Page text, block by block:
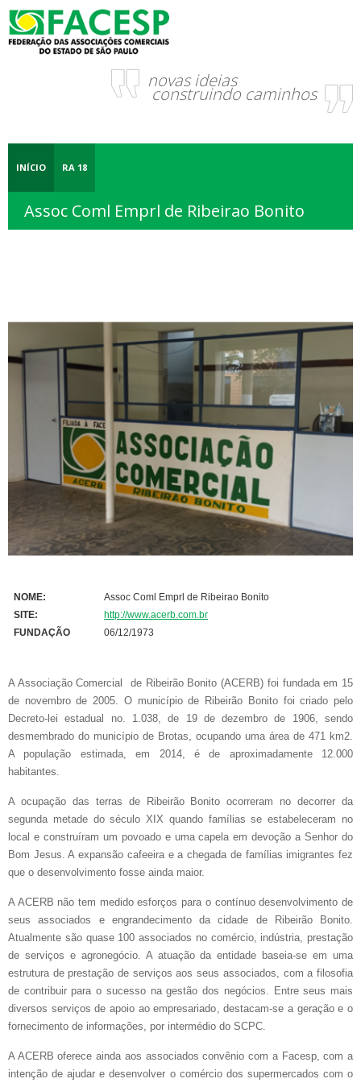
novas ideias
construindo caminhos
INÍCIO RA 18
Assoc Coml Emprl de Ribeirao Bonito
NOME:
Assoc Coml Emprl de Ribeirao Bonito
SITE:
http://www.acerb.com.br
FUNDAÇÃO
06/12/1973
A Associação Comercial de Ribeirão Bonito (ACERB) foi fundada em 15
de novembro de 2005. O município de Ribeirão Bonito foi criado pelo
Decreto-lei estadual no. 1.038, de 19 de dezembro de 1906, sendo
desmembrado do município de Brotas, ocupando uma área de 471 km2.
A população estimada, em 2014, é de aproximadamente 12.000
habitantes.
A ocupação das terras de Ribeirão Bonito ocorreram no decorrer da
segunda metade do século XIX quando famílias se estabeleceram no
local e construíram um povoado e uma capela em devoção a Senhor do
Bom Jesus. A expansão cafeeira e a chegada de famílias imigrantes fez
que o desenvolvimento fosse ainda maior.
A ACERB não tem medido esforços para o contínuo desenvolvimento de
seus associados e engrandecimento da cidade de Ribeirão Bonito.
Atualmente são quase 100 associados no comércio, indústria, prestação
de serviços e agronegócio. A atuação da entidade baseia-se em uma
estrutura de prestação de serviços aos seus associados, com a filosofia
de contribuir para o sucesso na gestão dos negócios. Entre seus mais
diversos serviços de apoio ao empresariado, destacam-se a geração e o
fornecimento de informações, por intermédio do SCPC.
A ACERB oferece ainda aos associados convênio com a Facesp, com a
intenção de ajudar e desenvolver o comércio dos supermercados com o